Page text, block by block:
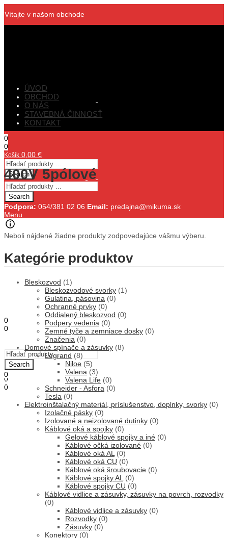
Vítajte v našom obchode
Search
Podpora: 054/381 02 06 Email: predajna@mikuma.sk
Menu
0
0
0,00€
ÚVOD
OBCHOD
O NÁS
STAVEBNÁ ČINNOSŤ
KONTAKT
0
0
Košík 0,00 €
Search
OBCHOD
O NÁS
STAVEBNÁ ČINNOSŤ
KONTAKT
0
0
€
Search
0
Košík
400V 5pólové
Neboli nájdené žiadne produkty zodpovedajúce vášmu výberu.
Kategórie produktov
Bleskozvod (1)
Bleskozvodové svorky (1)
Gulatina, pásovina (0)
Ochranné prvky (0)
Oddialený bleskozvod (0)
Podpery vedenia (0)
Zemné tyče a zemniace dosky (0)
Značenia (0)
Domové spínače a zásuvky (8)
Legrand (8)
Niloe (5)
Valena (3)
Valena Life (0)
Schneider - Asfora (0)
Tesla (0)
Elektroinštalačný materiál, príslušenstvo, doplnky, svorky (0)
Izolačné pásky (0)
Izolované a neizolované dutinky (0)
Káblové oká a spojky (0)
Gelové káblové spojky a iné (0)
Káblové očká izolované (0)
Káblové oká AL (0)
Káblové oká CU (0)
Káblové oká šroubovacie (0)
Káblové spojky AL (0)
Káblové spojky CU (0)
Káblové vidlice a zásuvky, zásuvky na povrch, rozvodky
(0)
Káblové vidlice a zásuvky (0)
Rozvodky (0)
Zásuvky (0)
Konektory (0)